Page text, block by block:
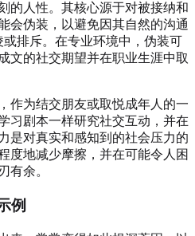
的人性。其核心源于对被接纳和
会伪装，以避免因其自然的沟通
或排斥。在专业环境中，伪装可
文的社交期望并在职业生涯中取
作为结交朋友或取悦成年人的一
习剧本一样研究社交互动，并在
是对真实和感知到的社会压力的
度地减少摩擦，并在可能令人困
有余。
例